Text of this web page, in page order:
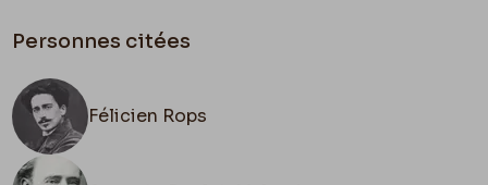
Personnes citées
Félicien Rops